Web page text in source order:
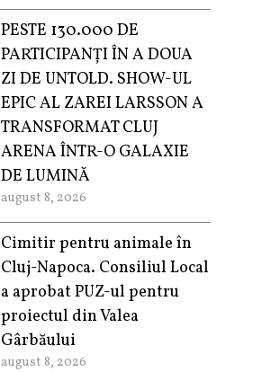
PESTE 130.000 DE
PARTICIPANȚI ÎN A DOUA
ZI DE UNTOLD. SHOW-UL
EPIC AL ZAREI LARSSON A
TRANSFORMAT CLUJ
ARENA ÎNTR-O GALAXIE
DE LUMINĂ
august 8, 2026
Cimitir pentru animale în
Cluj-Napoca. Consiliul Local
a aprobat PUZ-ul pentru
proiectul din Valea
Gârbăului
august 8, 2026